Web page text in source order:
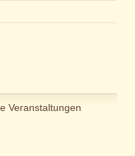
Veranstaltungen